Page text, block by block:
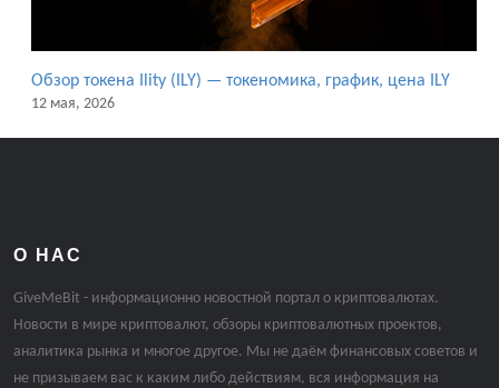
Обзор токена Ility (ILY) — токеномика, график, цена ILY
12 мая, 2026
О НАС
GiveMeBit - информационно новостной портал о криптовалютах.
Новости в мире криптовалют, обзоры криптовалютных проектов,
аналитика рынка и многое другое. Мы не даём финансовых советов и
не призываем вас к каким либо действиям, вся информация на